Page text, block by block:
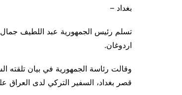
بغداد –
تسلم رئيس الجمهورية عبد اللطيف
اردوغان.
وقالت رئاسة الجمهورية في بيان تلقته
قصر بغداد، السفير التركي لدى العراق